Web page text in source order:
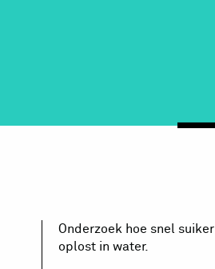
Onderzoek hoe snel suiker
oplost in water.